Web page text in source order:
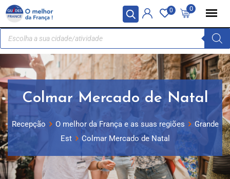
Painel de Gerenciamento de Cookies 0
0
Colmar Mercado de Natal
Recepção O melhor da França e as suas regiões
Grande
Est
Colmar Mercado de Natal